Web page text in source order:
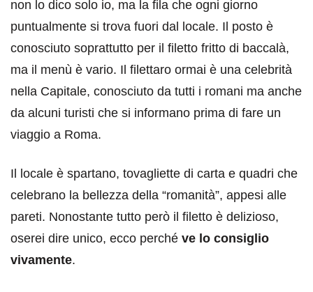
non lo dico solo io, ma la fila che ogni giorno
puntualmente si trova fuori dal locale. Il posto è
conosciuto soprattutto per il filetto fritto di baccalà,
ma il menù è vario. Il filettaro ormai è una celebrità
nella Capitale, conosciuto da tutti i romani ma anche
da alcuni turisti che si informano prima di fare un
viaggio a Roma.
Il locale è spartano, tovagliette di carta e quadri che
celebrano la bellezza della “romanità”, appesi alle
pareti. Nonostante tutto però il filetto è delizioso,
oserei dire unico, ecco perché ve lo consiglio
vivamente.